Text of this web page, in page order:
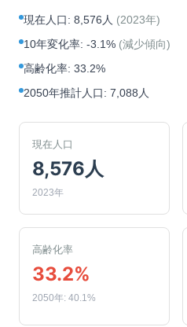
現在人口: 8,576人 (2023年)
10年変化率: -3.1% (減少傾向)
高齢化率: 33.2%
2050年推計人口: 7,088人
現在人口
8,576人
2023年
高齢化率
33.2%
2050年: 40.1%